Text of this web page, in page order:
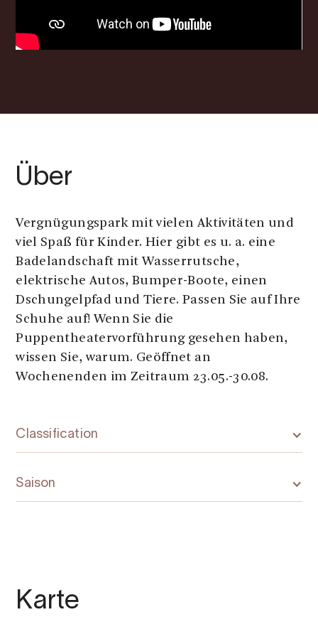
Über
Vergnügungspark mit vielen Aktivitäten und
viel Spaß für Kinder. Hier gibt es u. a. eine
Badelandschaft mit Wasserrutsche,
elektrische Autos, Bumper-Boote, einen
Dschungelpfad und Tiere. Passen Sie auf Ihre
Schuhe auf! Wenn Sie die
Puppentheatervorführung gesehen haben,
wissen Sie, warum. Geöffnet an
Wochenenden im Zeitraum 23.05.-30.08.
Classification
Saison
Karte